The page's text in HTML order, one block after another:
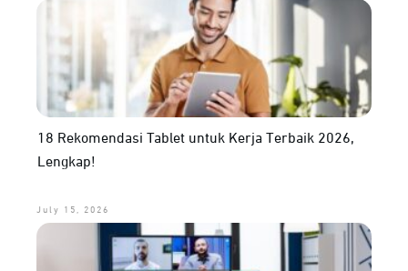
18 Rekomendasi Tablet untuk Kerja Terbaik 2026,
Lengkap!
July 15, 2026